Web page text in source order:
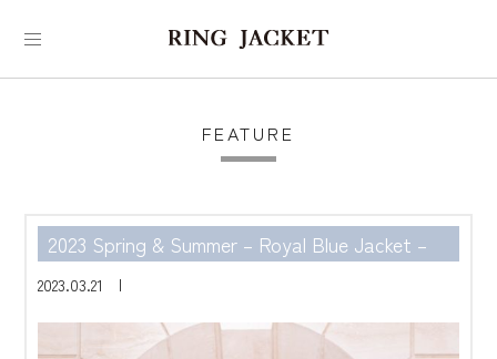
FEATURE
2023 Spring & Summer – Royal Blue Jacket –
2023.03.21 |